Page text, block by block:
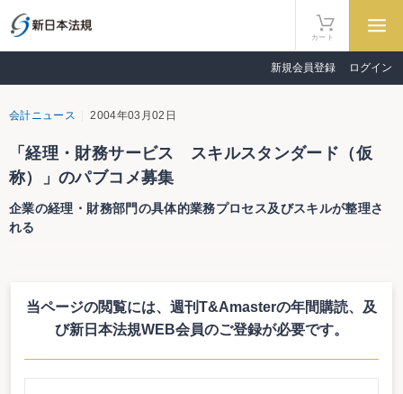
カート
新規会員登録 ログイン
会計ニュース 2004年03月02日
「経理・財務サービス スキルスタンダード（仮
称）」のパブコメ募集
企業の経理・財務部門の具体的業務プロセス及びスキルが整理さ
れる
部門の事業支援サービス化を支援し、事業支援分野のサービス市場を振興する
ため、企業の経理・財務部門の具体的業務プロセス及び必要なスキルを整理し
当ページの閲覧には、週刊T&Amasterの年間購読、 及
び新日本法規WEB会員のご登録が必要です。